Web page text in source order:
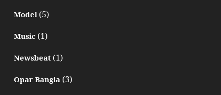
Model(5)
Music(1)
Newsbeat(1)
Opar Bangla(3)